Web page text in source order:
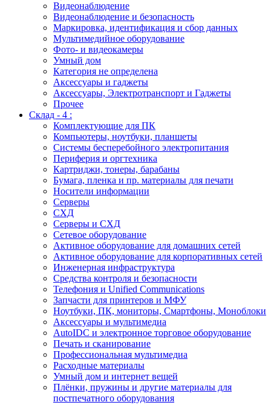
Видеонаблюдение
Видеонаблюдение и безопасность
Маркировка, идентификация и сбор данных
Мультимедийное оборудование
Фото- и видеокамеры
Умный дом
Категория не определена
Аксессуары и гаджеты
Аксессуары, Электротранспорт и Гаджеты
Прочее
Склад - 4 :
Комплектующие для ПК
Компьютеры, ноутбуки, планшеты
Системы бесперебойного электропитания
Периферия и оргтехника
Картриджи, тонеры, барабаны
Бумага, пленка и пр. материалы для печати
Носители информации
Серверы
СХД
Серверы и СХД
Сетевое оборудование
Активное оборудование для домашних сетей
Активное оборудование для корпоративных сетей
Инженерная инфраструктура
Средства контроля и безопасности
Телефония и Unified Communications
Запчасти для принтеров и МФУ
Ноутбуки, ПК, мониторы, Смартфоны, Моноблоки
Аксессуары и мультимедиа
AutoIDC и электронное торговое оборудование
Печать и сканирование
Профессиональная мультимедиа
Расходные материалы
Умный дом и интернет вещей
Плёнки, пружины и другие материалы для
постпечатного оборудования